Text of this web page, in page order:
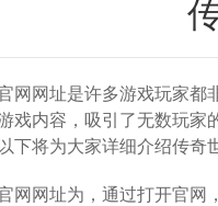
网网址是许多游戏玩家都
戏内容，吸引了无数玩
下将为大家详细介绍传奇
网网址为，通过打开官网